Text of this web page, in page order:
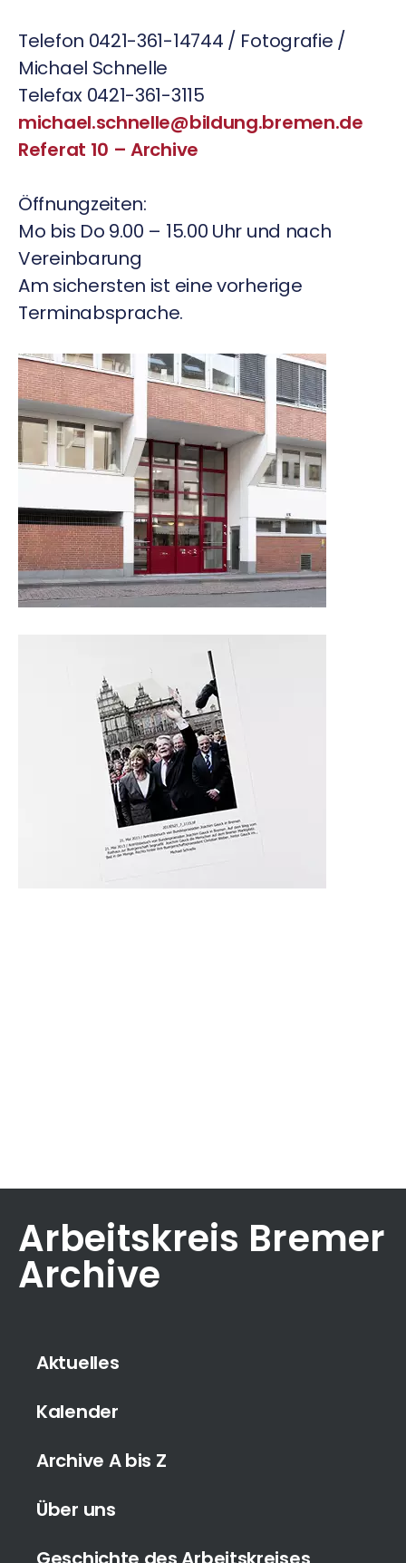
Telefon 0421-361-14744 / Fotografie /
Michael Schnelle
Telefax 0421-361-3115
michael.schnelle@bildung.bremen.de
Referat 10 – Archive
Öffnungzeiten:
Mo bis Do 9.00 – 15.00 Uhr und nach
Vereinbarung
Am sichersten ist eine vorherige
Terminabsprache.
Arbeitskreis Bremer
Archive
Aktuelles
Kalender
Archive A bis Z
Über uns